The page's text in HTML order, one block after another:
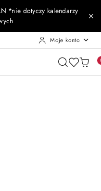
*nie dotyczy kalendarzy
Moje konto